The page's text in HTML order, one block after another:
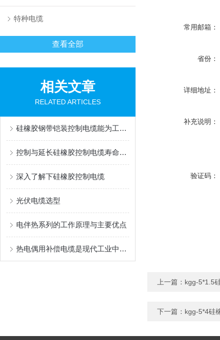
特种电缆
查看全部
相关文章
RELATED ARTICLES
硅橡胶钢带铠装控制电缆能为工业生产和各类工程提供可靠的保障
控制与延长硅橡胶控制电缆寿命的方法
深入了解下硅橡胶控制电缆
光伏电缆选型
电伴热系列的工作原理与主要优点
热电偶用补偿电缆是现代工业中非常重要的测量设备
常用邮箱：
省份：
详细地址：
补充说明：
验证码：
上一篇： kgg-5*1.5
下一篇： kgg-5*4硅